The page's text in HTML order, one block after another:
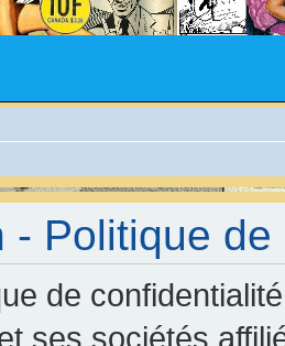
- Politique
de
ses sociétés